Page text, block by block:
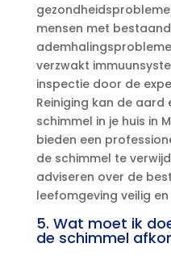
mensen met
verzwakt
inspectie door de
Reiniging kan de aard
schimmel in je huis in
bieden een
de schimmel te
adviseren over de
leefomgeving veilig
5.​ Wat moet ik
de schimmel